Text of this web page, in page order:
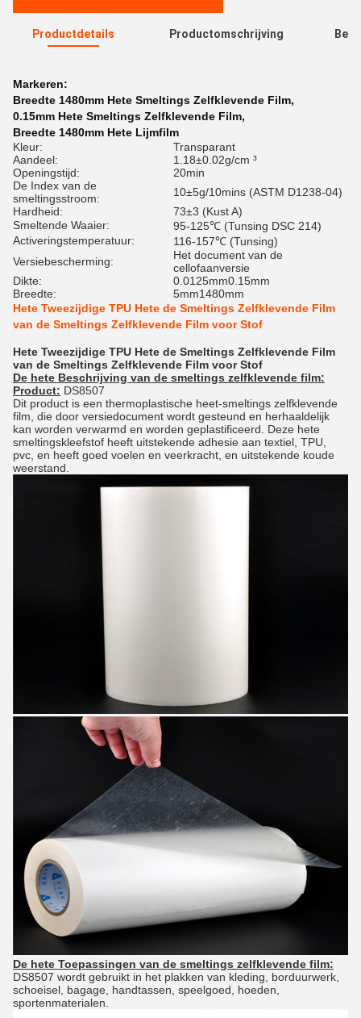
Productdetails Productomschrijving
Markeren:
Breedte 1480mm Hete Smeltings Zelfklevende Film,
0.15mm Hete Smeltings Zelfklevende Film,
Breedte 1480mm Hete Lijmfilm
Kleur:
Transparant
Aandeel:
1.18±0.02g/cm ³
Openingstijd:
20min
De Index van de
smeltingsstroom:
10±5g/10mins (ASTM D1238-04)
Hardheid:
73±3 (Kust A)
Smeltende Waaier:
95-125℃ (Tunsing DSC 214)
Activeringstemperatuur:
116-157℃ (Tunsing)
Versiebescherming:
Het document van de
cellofaanversie
Dikte:
0.0125mm0.15mm
Breedte:
5mm1480mm
Hete Tweezijdige TPU Hete de Smeltings Zelfklevende Film
van de Smeltings Zelfklevende Film voor Stof
Hete Tweezijdige TPU Hete de Smeltings Zelfklevende Film
van de Smeltings Zelfklevende Film voor Stof
De hete Beschrijving van de smeltings zelfklevende film:
Product: DS8507
Dit product is een thermoplastische heet-smeltings zelfklevende
film, die door versiedocument wordt gesteund en herhaaldelijk
kan worden verwarmd en worden geplastificeerd. Deze hete
smeltingskleefstof heeft uitstekende adhesie aan textiel, TPU,
pvc, en heeft goed voelen en veerkracht, en uitstekende koude
weerstand.
De hete Toepassingen van de smeltings zelfklevende film:
DS8507 wordt gebruikt in het plakken van kleding, borduurwerk,
schoeisel, bagage, handtassen, speelgoed, hoeden,
sportenmaterialen.